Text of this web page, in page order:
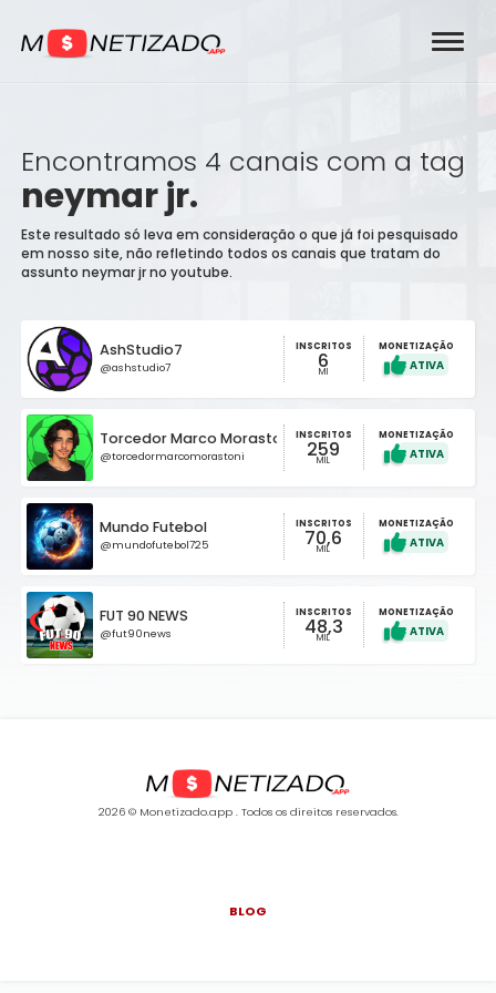
Encontramos 4 canais com a tag
neymar jr.
Este resultado só leva em consideração o que já foi pesquisado
em nosso site, não refletindo todos os canais que tratam do
assunto neymar jr no youtube.
AshStudio7
@ashstudio7
INSCRITOS
6
MI
MONETIZAÇÃO
Torcedor Marco Morastoni
@torcedormarcomorastoni
INSCRITOS
259
MIL
MONETIZAÇÃO
Mundo Futebol
@mundofutebol725
INSCRITOS
70,6
MIL
MONETIZAÇÃO
FUT 90 NEWS
@fut90news
INSCRITOS
48,3
MIL
MONETIZAÇÃO
2026 © Monetizado.app . Todos os direitos reservados.
BLOG